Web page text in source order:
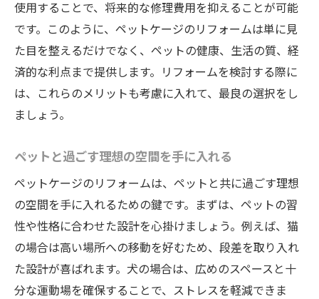
使用することで、将来的な修理費用を抑えることが可能
です。このように、ペットケージのリフォームは単に見
た目を整えるだけでなく、ペットの健康、生活の質、経
済的な利点まで提供します。リフォームを検討する際に
は、これらのメリットも考慮に入れて、最良の選択をし
ましょう。
ペットと過ごす理想の空間を手に入れる
ペットケージのリフォームは、ペットと共に過ごす理想
の空間を手に入れるための鍵です。まずは、ペットの習
性や性格に合わせた設計を心掛けましょう。例えば、猫
の場合は高い場所への移動を好むため、段差を取り入れ
た設計が喜ばれます。犬の場合は、広めのスペースと十
分な運動場を確保することで、ストレスを軽減できま